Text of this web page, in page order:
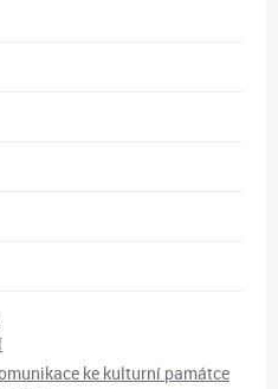
ke kulturní památce